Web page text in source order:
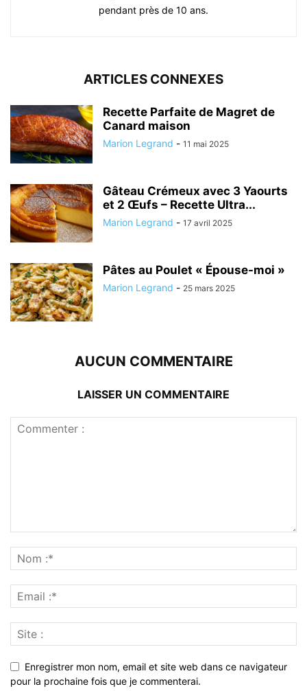
pendant près de 10 ans.
ARTICLES CONNEXES
Recette Parfaite de Magret de
Canard maison
Marion Legrand - 11 mai 2025
Gâteau Crémeux avec 3 Yaourts
et 2 Œufs – Recette Ultra...
Marion Legrand - 17 avril 2025
Pâtes au Poulet « Épouse-moi »
Marion Legrand - 25 mars 2025
AUCUN COMMENTAIRE
LAISSER UN COMMENTAIRE
Enregistrer mon nom, email et site web dans ce navigateur
pour la prochaine fois que je commenterai.